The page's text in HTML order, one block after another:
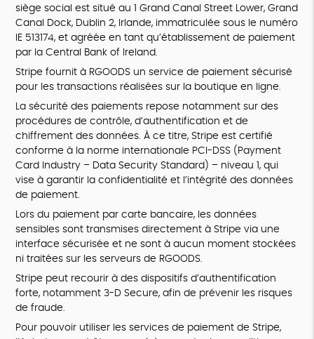
siège social est situé au 1 Grand Canal Street Lower, Grand
Canal Dock, Dublin 2, Irlande, immatriculée sous le numéro
IE 513174, et agréée en tant qu’établissement de paiement
par la Central Bank of Ireland.
Stripe fournit à RGOODS un service de paiement sécurisé
pour les transactions réalisées sur la boutique en ligne.
La sécurité des paiements repose notamment sur des
procédures de contrôle, d’authentification et de
chiffrement des données. À ce titre, Stripe est certifié
conforme à la norme internationale PCI-DSS (Payment
Card Industry – Data Security Standard) – niveau 1, qui
vise à garantir la confidentialité et l’intégrité des données
de paiement.
Lors du paiement par carte bancaire, les données
sensibles sont transmises directement à Stripe via une
interface sécurisée et ne sont à aucun moment stockées
ni traitées sur les serveurs de RGOODS.
Stripe peut recourir à des dispositifs d’authentification
forte, notamment 3-D Secure, afin de prévenir les risques
de fraude.
Pour pouvoir utiliser les services de paiement de Stripe,